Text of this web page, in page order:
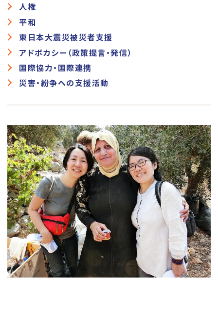
人権
平和
東日本大震災被災者支援
アドボカシー（政策提言・発信）
国際協力・国際連携
災害・紛争への支援活動